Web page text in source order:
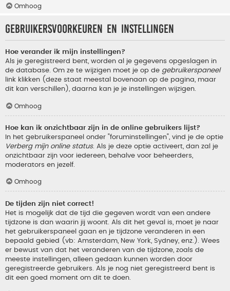
Omhoog
Gebruikersvoorkeuren en instellingen
Hoe verander ik mijn instellingen?
Als je geregistreerd bent, worden al je gegevens opgeslagen in
de database. Om ze te wijzigen moet je op de gebruikerspaneel
link klikken (deze staat meestal bovenaan op de pagina, maar
dit kan verschillen), daarna kan je je instellingen wijzigen.
Omhoog
Hoe kan ik onzichtbaar zijn in de online gebruikers lijst?
In het gebruikerspaneel onder "foruminstellingen", vind je de optie
Verberg mijn online status. Als je deze optie activeert, dan zal je
onzichtbaar zijn voor iedereen, behalve voor beheerders,
moderators en jezelf.
Omhoog
De tijden zijn niet correct!
Het is mogelijk dat de tijd die gegeven wordt van een andere
tijdzone is dan waarin jij woont. Als dit het geval is, moet je naar
het gebruikerspaneel gaan en je tijdzone veranderen in een
bepaald gebied (vb: Amsterdam, New York, Sydney, enz.). Wees
er bewust van dat het veranderen van de tijdzone, zoals de
meeste instellingen, alleen gedaan kunnen worden door
geregistreerde gebruikers. Als je nog niet geregistreerd bent is
dit een goed moment om dit te doen.